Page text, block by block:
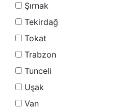
Şırnak
Tekirdağ
Tokat
Trabzon
Tunceli
Uşak
Van